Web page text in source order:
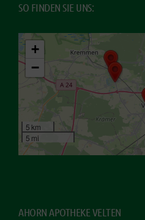
SO FINDEN SIE UNS:
+
−
5 km
5 mi
AHORN APOTHEKE VELTEN